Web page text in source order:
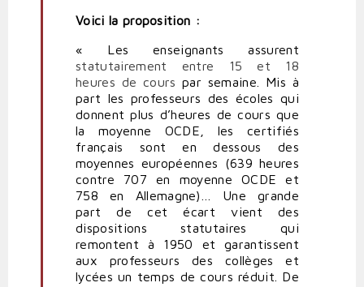
Voici la proposition :
« Les enseignants assurent
statutairement entre 15 et 18
heures de cours par semaine. Mis à
part les professeurs des écoles qui
donnent plus d’heures de cours que
la moyenne OCDE, les certifiés
français sont en dessous des
moyennes européennes (639 heures
contre 707 en moyenne OCDE et
758 en Allemagne)… Une grande
part de cet écart vient des
dispositions statutaires qui
remontent à 1950 et garantissent
aux professeurs des collèges et
lycées un temps de cours réduit. De